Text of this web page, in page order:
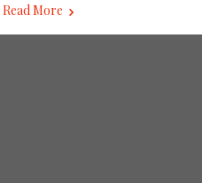
Read More